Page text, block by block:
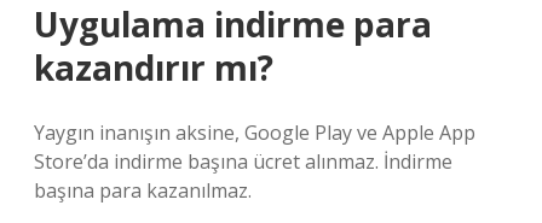
Uygulama indirme para
kazandırır mı?
Yaygın inanışın aksine, Google Play ve Apple App
Store’da indirme başına ücret alınmaz. İndirme
başına para kazanılmaz.